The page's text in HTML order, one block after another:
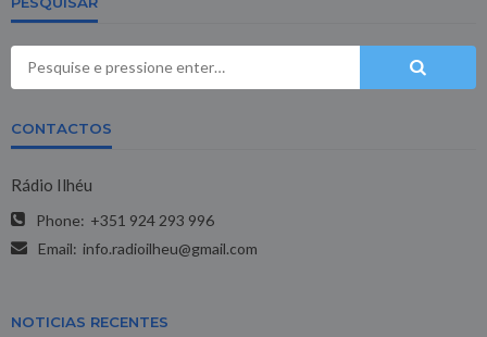
CONTACTOS
Rádio Ilhéu
Phone: +351 924 293 996
Email: info.radioilheu@gmail.com
NOTICIAS RECENTES